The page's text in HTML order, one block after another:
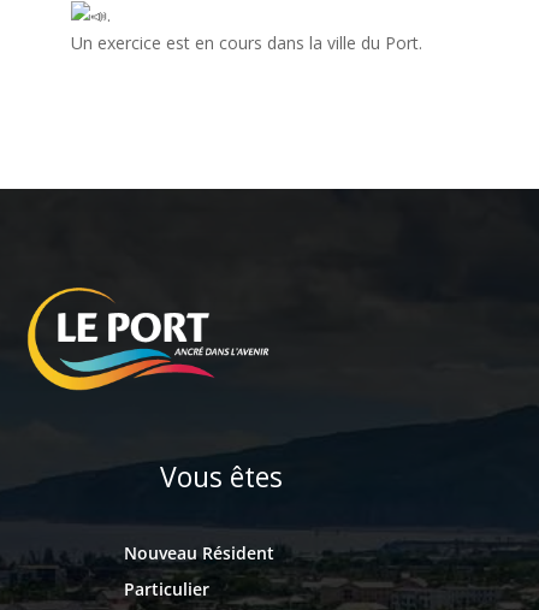
.
Un exercice est en cours dans la ville du Port.
Vous êtes
Nouveau Résident
Particulier